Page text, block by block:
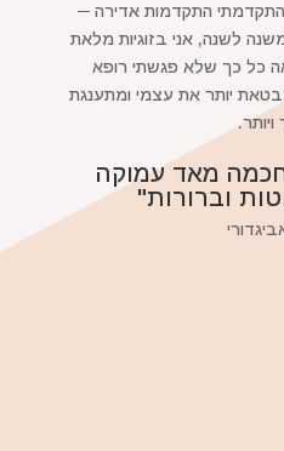
מזה 13 שנה, התקדמתי התקדמות אדירה ─
משנה לשנה, אני בזוגיות מלאת
כל כך שלא פגשתי רופא
מבטאת יותר את עצמי ומתענגת
ויותר.
מאד עמוקה
וברורות"